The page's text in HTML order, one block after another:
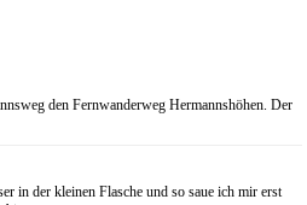
den Fernwanderweg Hermannshöhen. Der
in der kleinen Flasche und so saue ich mir erst